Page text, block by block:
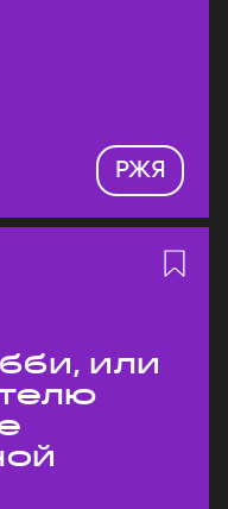
РЖЯ
или